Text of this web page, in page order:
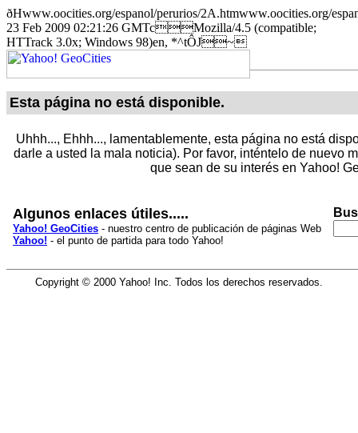
ðHwww.oocities.org/espanol/perurios/
23 Feb 2009 02:21:26 GMTcMozilla/4.5 (compatible;
HTTrack 3.0x; Windows 98)en, *^tÔJ~
Esta página no está disponible.
Uhhh..., Ehhh..., lamentablemente, esta página no está
darle a usted la mala noticia). Por favor, inténtelo de nuevo
que sean de su interés en Yahoo!
Algunos enlaces útiles.....
Yahoo! GeoCities - nuestro centro de publicación de páginas Web
Yahoo! - el punto de partida para todo Yahoo!
Copyright © 2000 Yahoo! Inc. Todos los derechos reservados.